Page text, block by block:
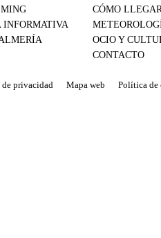
CÓMO
OCIO Y
CONTACTO
privacidad Mapa web Política de